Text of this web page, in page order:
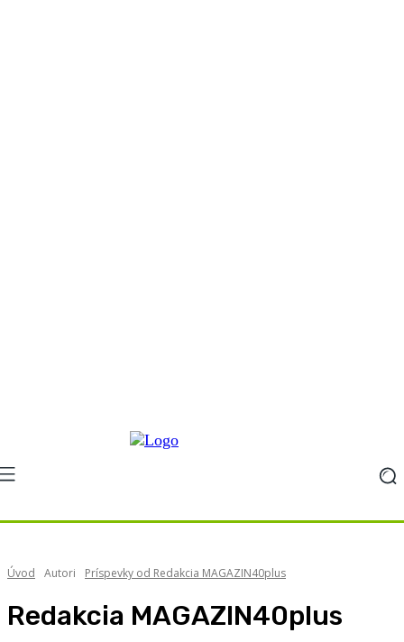
Úvod Autori Príspevky od Redakcia MAGAZIN40plus
Redakcia MAGAZIN40plus